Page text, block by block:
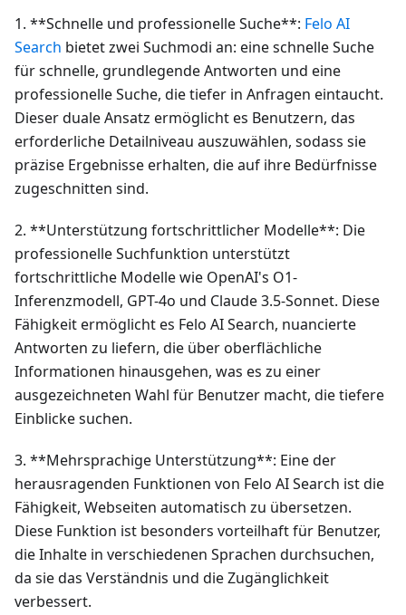
1. **Schnelle und professionelle Suche**: Felo AI
Search bietet zwei Suchmodi an: eine schnelle Suche
für schnelle, grundlegende Antworten und eine
professionelle Suche, die tiefer in Anfragen eintaucht.
Dieser duale Ansatz ermöglicht es Benutzern, das
erforderliche Detailniveau auszuwählen, sodass sie
präzise Ergebnisse erhalten, die auf ihre Bedürfnisse
zugeschnitten sind.
2. **Unterstützung fortschrittlicher Modelle**: Die
professionelle Suchfunktion unterstützt
fortschrittliche Modelle wie OpenAI's O1-
Inferenzmodell, GPT-4o und Claude 3.5-Sonnet. Diese
Fähigkeit ermöglicht es Felo AI Search, nuancierte
Antworten zu liefern, die über oberflächliche
Informationen hinausgehen, was es zu einer
ausgezeichneten Wahl für Benutzer macht, die tiefere
Einblicke suchen.
3. **Mehrsprachige Unterstützung**: Eine der
herausragenden Funktionen von Felo AI Search ist die
Fähigkeit, Webseiten automatisch zu übersetzen.
Diese Funktion ist besonders vorteilhaft für Benutzer,
die Inhalte in verschiedenen Sprachen durchsuchen,
da sie das Verständnis und die Zugänglichkeit
verbessert.